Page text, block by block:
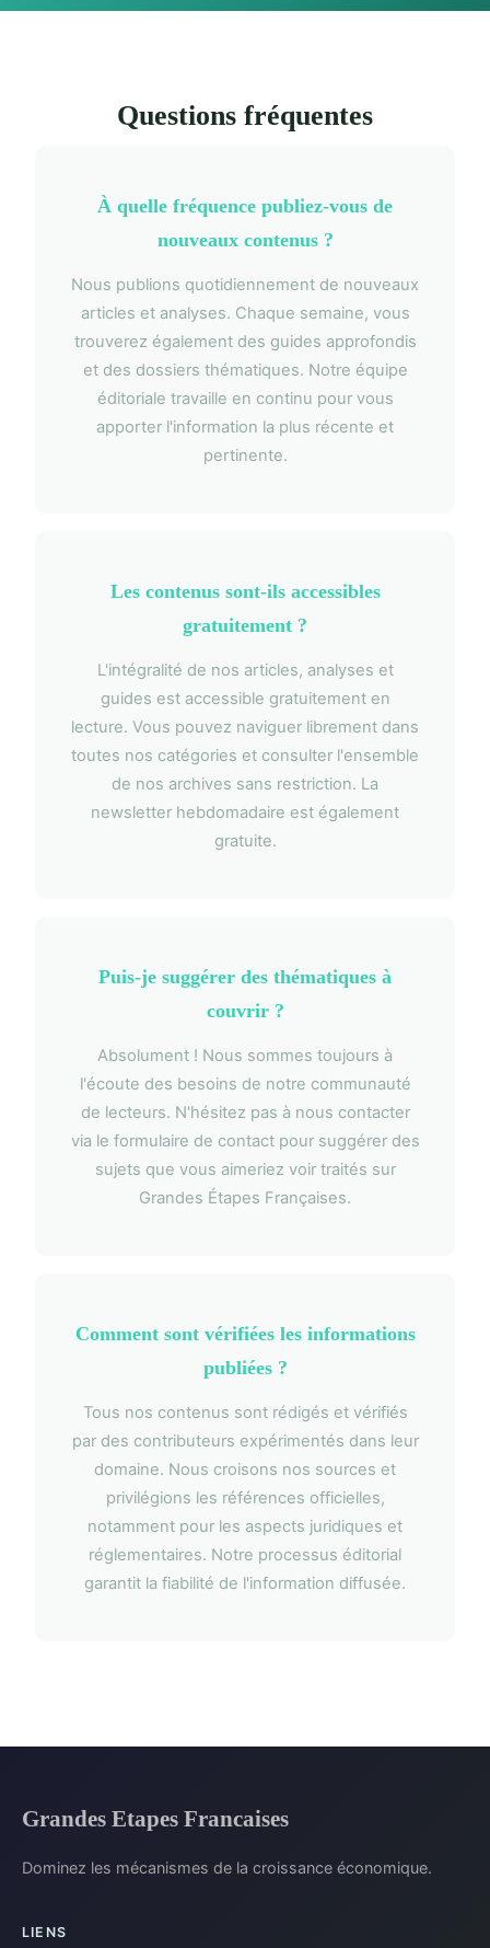
Questions fréquentes
À quelle fréquence publiez-vous de
nouveaux contenus ?
Nous publions quotidiennement de nouveaux
articles et analyses. Chaque semaine, vous
trouverez également des guides approfondis
et des dossiers thématiques. Notre équipe
éditoriale travaille en continu pour vous
apporter l'information la plus récente et
pertinente.
Les contenus sont-ils accessibles
gratuitement ?
L'intégralité de nos articles, analyses et
guides est accessible gratuitement en
lecture. Vous pouvez naviguer librement dans
toutes nos catégories et consulter l'ensemble
de nos archives sans restriction. La
newsletter hebdomadaire est également
gratuite.
Puis-je suggérer des thématiques à
couvrir ?
Absolument ! Nous sommes toujours à
l'écoute des besoins de notre communauté
de lecteurs. N'hésitez pas à nous contacter
via le formulaire de contact pour suggérer des
sujets que vous aimeriez voir traités sur
Grandes Étapes Françaises.
Comment sont vérifiées les informations
publiées ?
Tous nos contenus sont rédigés et vérifiés
par des contributeurs expérimentés dans leur
domaine. Nous croisons nos sources et
privilégions les références officielles,
notamment pour les aspects juridiques et
réglementaires. Notre processus éditorial
garantit la fiabilité de l'information diffusée.
Grandes Etapes Francaises
Dominez les mécanismes de la croissance économique.
LIENS